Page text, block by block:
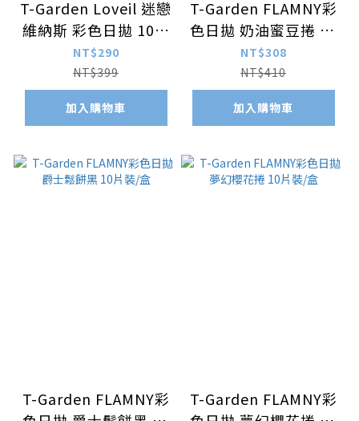
T-Garden Loveil 迷戀
維納斯 彩色日拋 10片
裝/盒
NT$290
NT$399
加入購物車
T-Garden FLAMNY彩
色日拋 奶油蜜豆捲 10
片裝/盒
NT$308
NT$410
加入購物車
T-Garden FLAMNY彩
T-Garden FLAMNY彩